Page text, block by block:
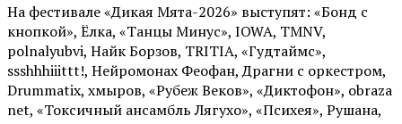
На фестивале «Дикая Мята-2026» выступят: «Бонд с
кнопкой», Ёлка, «Танцы Минус», IOWA, TMNV,
polnalyubvi, Найк Борзов, TRITIA, «Гудтаймс»,
ssshhhiiittt!, Нейромонах Феофан, Драгни с оркестром,
Drummatix, хмыров, «Рубеж Веков», «Диктофон», obraza
net, «Токсичный ансамбль Лягухо», «Психея», Рушана,